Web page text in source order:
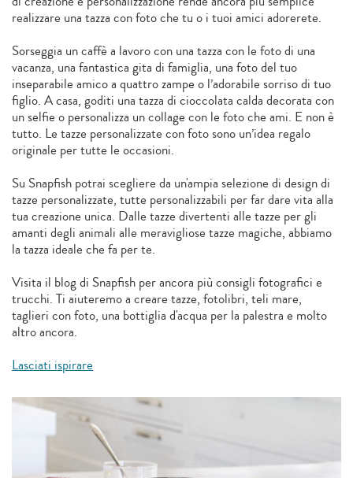
realizzare una tazza con foto che tu o i tuoi amici adorerete.
Sorseggia un caffè a lavoro con una tazza con le foto di una
vacanza, una fantastica gita di famiglia, una foto del tuo
inseparabile amico a quattro zampe o l’adorabile sorriso di tuo
figlio. A casa, goditi una tazza di cioccolata calda decorata con
un selfie o personalizza un collage con le foto che ami. E non è
tutto. Le tazze personalizzate con foto sono un’idea regalo
originale per tutte le occasioni.
Su Snapfish potrai scegliere da un'ampia selezione di design di
tazze personalizzate, tutte personalizzabili per far dare vita alla
tua creazione unica. Dalle tazze divertenti alle tazze per gli
amanti degli animali alle meravigliose tazze magiche, abbiamo
la tazza ideale che fa per te.
Visita il blog di Snapfish per ancora più consigli fotografici e
trucchi. Ti aiuteremo a creare tazze, fotolibri, teli mare,
taglieri con foto, una bottiglia d'acqua per la palestra e molto
altro ancora.
Lasciati ispirare